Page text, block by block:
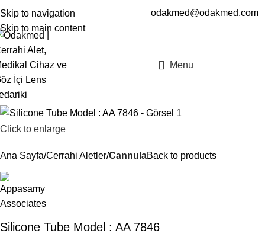
Skip to navigation
Skip to main content
ENTR odakmed@odakmed.com
Menu
Click to enlarge
Ana Sayfa Cerrahi Aletler CannulaBack to products
Silicone Tube Model : AA 7846